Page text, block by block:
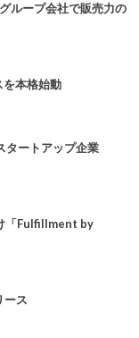
ループ会社で販売力の
を本格始動
タートアップ企業
「Fulfillment by
ース